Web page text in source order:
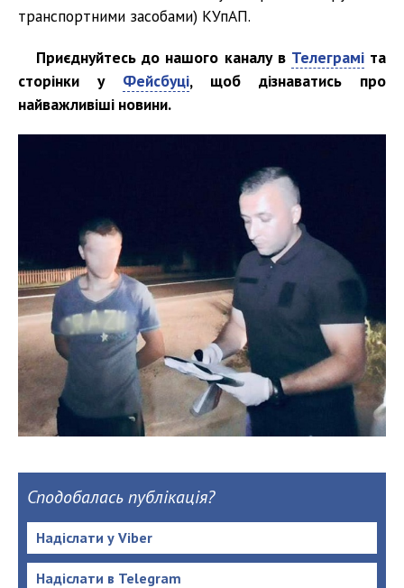
транспортними засобами) КУпАП.
Приєднуйтесь до нашого каналу в Телеграміта
сторінки у Фейсбуці, щоб дізнаватись про
найважливіші новини.
Сподобалась публікація?
Надіслати у Viber
Надіслати в Telegram